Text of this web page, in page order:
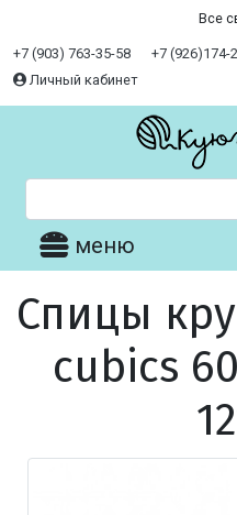
Все
+7 (903) 763-35-58 +7 (926)174-
Личный кабинет
меню
Спицы
cubics